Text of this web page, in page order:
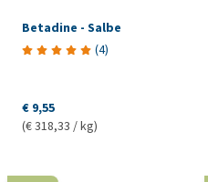
Betadine - Salbe
(4)
€ 9,55
(€ 318,33 / kg)